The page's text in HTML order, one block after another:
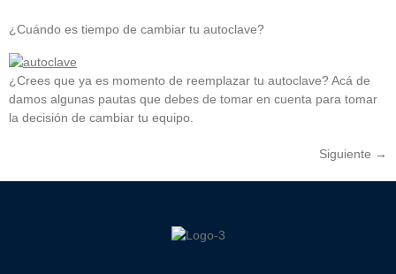
¿Cuándo es tiempo de cambiar tu autoclave?
¿Crees que ya es momento de reemplazar tu autoclave? Acá de
damos algunas pautas que debes de tomar en cuenta para tomar
la decisión de cambiar tu equipo.
Siguiente →